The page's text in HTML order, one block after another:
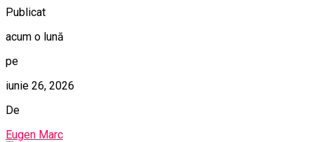
Publicat
acum o lună
pe
iunie 26, 2026
De
Eugen Marc